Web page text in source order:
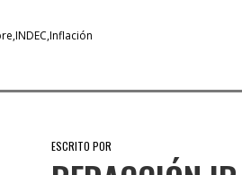
INDEC Inflación
ESCRITO POR